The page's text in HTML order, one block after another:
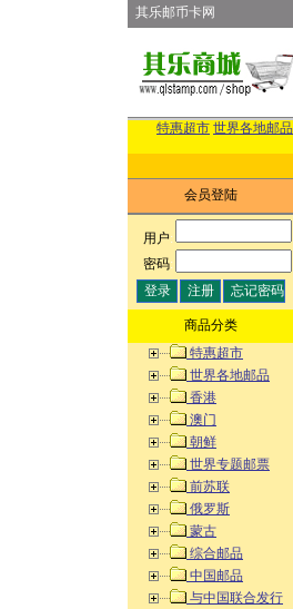
其乐邮币卡网
特惠超市 世界各地邮品
会员登陆
用户:
密码:
商品分类
特惠超市
世界各地邮品
香港
澳门
朝鲜
世界专题邮票
前苏联
俄罗斯
蒙古
综合邮品
中国邮品
与中国联合发行